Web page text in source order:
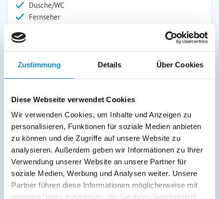
Zustimmung Details Über Cookies
Diese Webseite verwendet Cookies
Wir verwenden Cookies, um Inhalte und Anzeigen zu
personalisieren, Funktionen für soziale Medien anbieten
zu können und die Zugriffe auf unsere Website zu
analysieren. Außerdem geben wir Informationen zu Ihrer
Verwendung unserer Website an unsere Partner für
soziale Medien, Werbung und Analysen weiter. Unsere
Partner führen diese Informationen möglicherweise mit
weiteren Daten zusammen, die Sie ihnen bereitgestellt
Dusche/WC
Fernseher
Außenanlage:
Gartenstühle
Balkon
Bettwäsche inkl.
Handtücher inkl.
Verpflegung: